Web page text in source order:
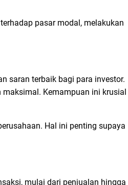
pasar modal, melakukan
saran terbaik bagi para investor.
Kemampuan ini krusial
Hal ini penting supaya
mulai dari penjualan hingga